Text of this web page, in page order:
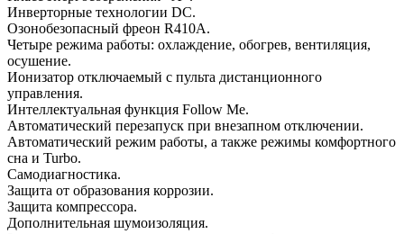
Инверторные технологии DC.
Озонобезопасный фреон R410A.
Четыре режима работы: охлаждение, обогрев, вентиляция,
осушение.
Ионизатор отключаемый с пульта дистанционного
управления.
Интеллектуальная функция Follow Me.
Автоматический перезапуск при внезапном отключении.
Автоматический режим работы, а также режимы комфортного
сна и Turbo.
Самодиагностика.
Защита от образования коррозии.
Защита компрессора.
Дополнительная шумоизоляция.